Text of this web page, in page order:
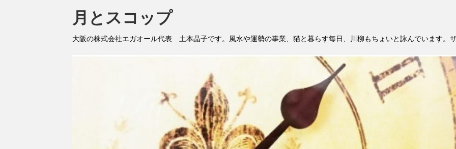
月とスコップ
大阪の株式会社エガオール代表 土本晶子です。風水や運勢の事業、猫と暮らす毎日、川柳もちょいと詠んでいます。